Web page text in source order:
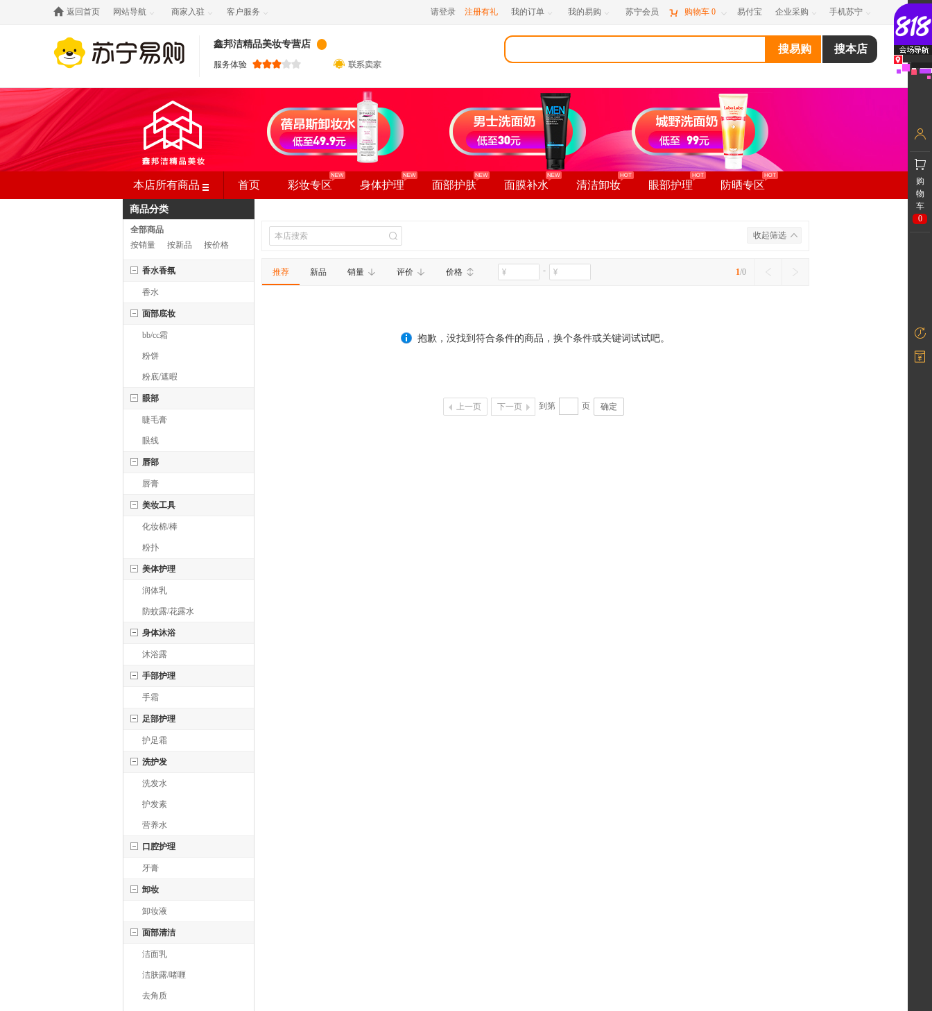
 返回首页 网站导航  商家入驻  客户服务  请登录 注册有礼 我的订单  我的易购  苏宁会员  购物车 0  易付宝 企业采购  手机苏宁 
鑫邦洁精品美妆专营店
服务体验
本店所有商品 首页 彩妆专区 身体护理 面部护肤 面膜补水 清洁卸妆 眼部护理 防晒专区
商品分类
全部商品
按销量
按新品 按价格
香水香氛
香水
面部底妆
bb/cc霜
粉饼
粉底/遮暇
眼部
睫毛膏
眼线
唇部
唇膏
美妆工具
化妆棉/棒
粉扑
美体护理
润体乳
防蚊露/花露水
身体沐浴
沐浴露
手部护理
手霜
足部护理
护足霜
洗护发
洗发水
护发素
营养水
口腔护理
牙膏
卸妆
卸妆液
面部清洁
洁面乳
洁肤露/啫喱
去角质
收起筛选
推荐 新品 销量 评价 价格 - 1/0
抱歉，没找到符合条件的商品，换个条件或关键词试试吧。
上一页 下一页 到第 页 确定
购
物
车
0